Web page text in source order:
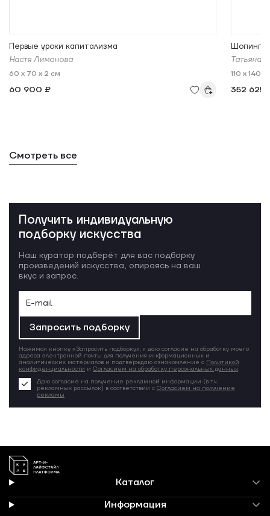
Первые уроки капитализма
Настя Лимонова
60 x 70 x 2 см
60 900 ₽
Шопинг
Татьяна
110 x 140
352 625
Смотреть все
Получить индивидуальную
подборку искусства
Наш куратор подберёт для вас подборку
произведений искусства, опираясь на ваш
вкус и запрос.
Запросить подборку
Нажимая кнопку «Запросить подборку», я даю согласие на обработку моего
адреса электронной почты для получения информационных и
аналитических материалов и подтверждаю ознакомление с Политикой
конфиденциальности и Согласием на обработку персональных данных.
Даю согласие на получение рекламной информации (в т.ч.
рекламных рассылок) в соответствии с Согласием на получение
рекламы
Каталог
Информация